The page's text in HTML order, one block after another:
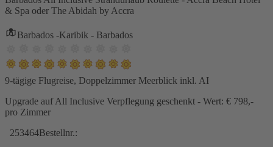
& Spa oder The Abidah by Accra
Barbados -Karibik - Barbados
9-tägige Flugreise, Doppelzimmer Meerblick inkl. AI
Upgrade auf All Inclusive Verpflegung geschenkt - Wert: € 798,-
pro Zimmer
253464Bestellnr.: